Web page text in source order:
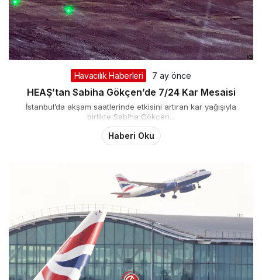
Havacılık Haberleri 7 ay önce
HEAŞ’tan Sabiha Gökçen’de 7/24 Kar Mesaisi
İstanbul’da akşam saatlerinde etkisini artıran kar yağışıyla
birlikte Sabiha Gökçen...
Haberi Oku